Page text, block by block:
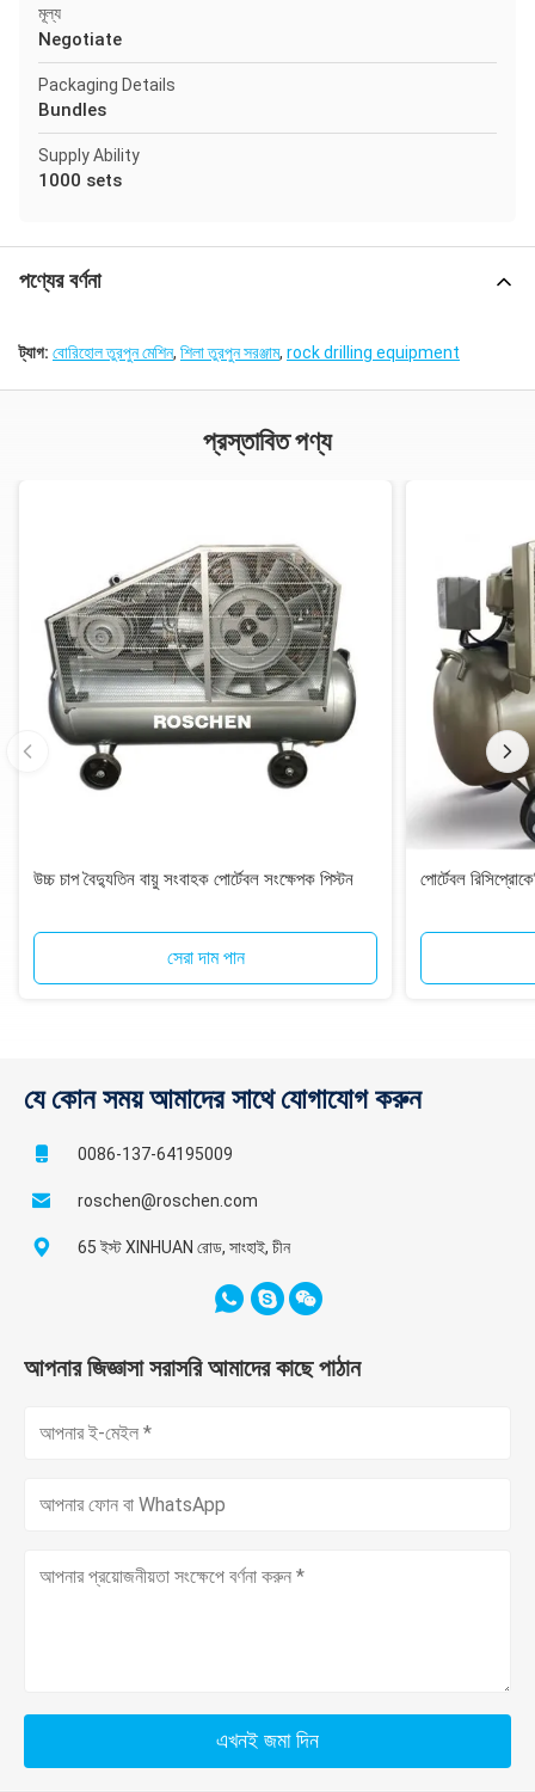
মূল্য
Negotiate
Packaging Details
Bundles
Supply Ability
1000 sets
পণ্যের বর্ণনা
ট্যাগ: বোরিহোল তুরপুন মেশিন, শিলা তুরপুন সরঞ্জাম, rock drilling equipment
প্রস্তাবিত পণ্য
উচ্চ চাপ বৈদ্যুতিন বায়ু সংবাহক পোর্টেবল সংক্ষেপক পিস্টন
সেরা দাম পান
পোর্টেবল
যে কোন সময় আমাদের সাথে যোগাযোগ করুন
0086-137-64195009
roschen@roschen.com
65 ইস্ট XINHUAN রোড, সাংহাই, চীন
আপনার জিজ্ঞাসা সরাসরি আমাদের কাছে পাঠান
এখনই জমা দিন